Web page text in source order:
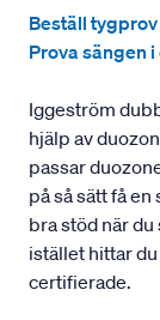
Beställ
Prova sängen
Iggeström
hjälp av
passar
på så sätt få
bra stöd när
istället hittar
certifierade.